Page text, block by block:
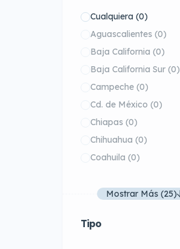
Cualquiera (0)
Aguascalientes (0)
Baja California (0)
Baja California Sur (0)
Campeche (0)
Cd. de México (0)
Chiapas (0)
Chihuahua (0)
Coahuila (0)
Mostrar Más (25)
Tipo